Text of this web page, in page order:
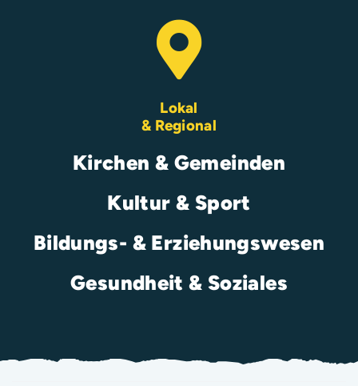
Lokal
& Regional
Kirchen & Gemeinden
Kultur & Sport
Bildungs- & Erziehungswesen
Gesundheit & Soziales